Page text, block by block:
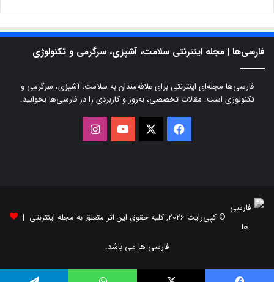
فارسی‌ها | مجله اینترنتی سلامت، آشپزی، سرگرمی و تکنولوژی
فارسی‌ها مجله‌ای اینترنتی برای علاقه‌مندان به سلامت، آشپزی، سرگرمی و
تکنولوژی است. مقالات تخصصی، به‌روز و کاربردی را در فارسی‌ها بخوانید.
فیسبوک یوتیوب
© کپی‌رایت 2026, کلیه حقوق این اثر متعلق به مجله اینترنتی |
فارسی ها می باشد.